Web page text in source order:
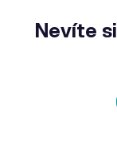
Nevíte